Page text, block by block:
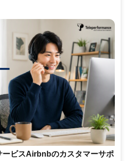
ビスAirbnbのカスタマーサポ